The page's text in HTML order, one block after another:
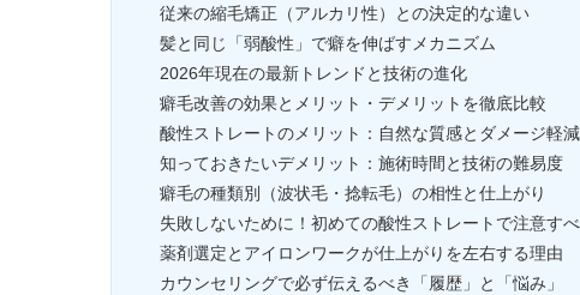
従来の縮毛矯正（アルカリ性）との決定的な違い
髪と同じ「弱酸性」で癖を伸ばすメカニズム
2026年現在の最新トレンドと技術の進化
癖毛改善の効果とメリット・デメリットを徹底比較
酸性ストレートのメリット：自然な質感とダメージ軽減
知っておきたいデメリット：施術時間と技術の難易度
癖毛の種類別（波状毛・捻転毛）の相性と仕上がり
失敗しないために！初めての酸性ストレートで注意す
薬剤選定とアイロンワークが仕上がりを左右する理由
カウンセリングで必ず伝えるべき「履歴」と「悩み」